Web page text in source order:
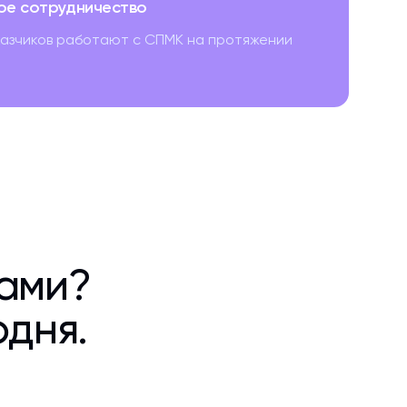
сотрудничество
работают с СПМК на протяжении